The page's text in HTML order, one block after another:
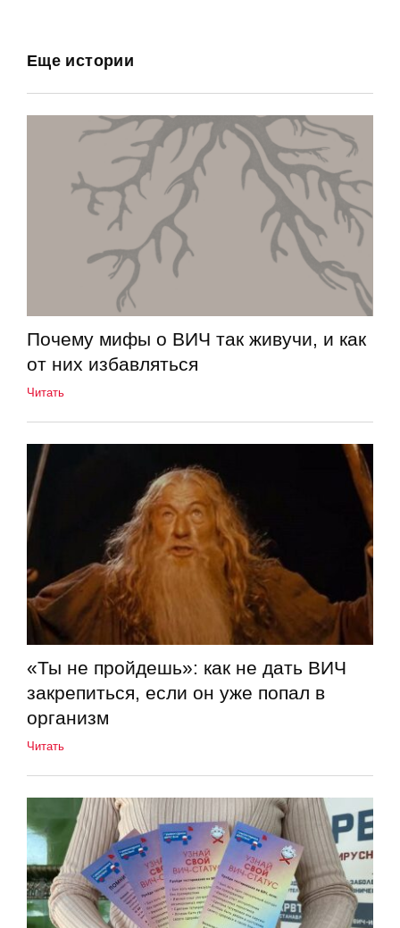
Еще истории
Почему мифы о ВИЧ так живучи, и как
от них избавляться
Читать
«Ты не пройдешь»: как не дать ВИЧ
закрепиться, если он уже попал в
организм
Читать